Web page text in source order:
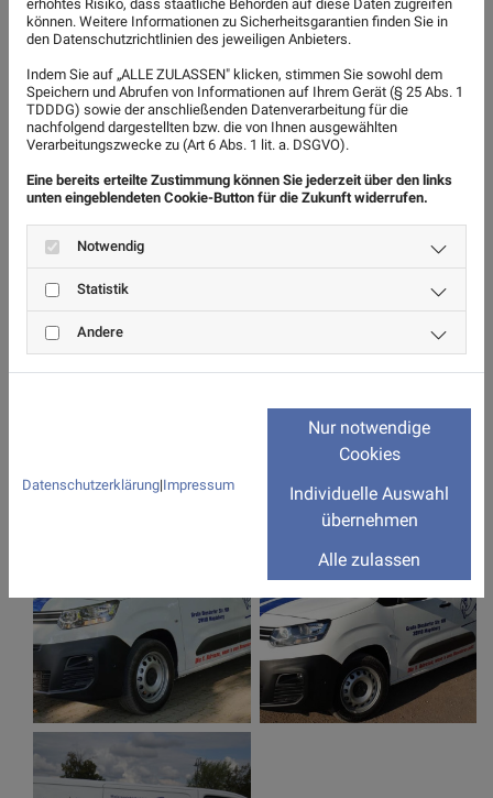
Wir stehen für Umweltschutz und
Nachhaltigkeit
Seit der Gründung der Birmuske-Renovierungs-GmbH ist
umweltbewusst zu arbeiten. Unsere Firma steht für
Umweltschutz und Nachhaltigkeit. Wir legen großen Wert
auf die Auswahl der Materialien und Baustoffe. Daher
verwenden wir ausschließlich hochwertiges,
umweltfreundliches und TÜV-geprüftes Material. Wir
setzen bei unseren Produkten auf das Zertifikat "Blauer
ökologische Bodenbeläge. Die meisten unserer
die Abgasnorm Euro 6.
erhöhtes Risiko, dass staatliche Behörden auf diese Daten zugreifen
können. Weitere Informationen zu Sicherheitsgarantien finden Sie in
den Datenschutzrichtlinien des jeweiligen Anbieters.
Indem Sie auf „ALLE ZULASSEN" klicken, stimmen Sie sowohl dem
Speichern und Abrufen von Informationen auf Ihrem Gerät (§ 25 Abs. 1
TDDDG) sowie der anschließenden Datenverarbeitung für die
nachfolgend dargestellten bzw. die von Ihnen ausgewählten
Verarbeitungszwecke zu (Art 6 Abs. 1 lit. a. DSGVO).
Eine bereits erteilte Zustimmung können Sie jederzeit über den links
unten eingeblendeten Cookie-Button für die Zukunft widerrufen.
Notwendig
Statistik
Andere
Datenschutzerklärung|Impressum
Nur notwendige
Cookies
Individuelle Auswahl
übernehmen
Alle zulassen